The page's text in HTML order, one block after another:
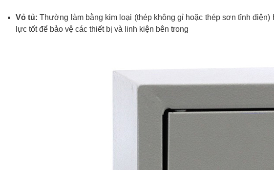
Vỏ tủ: Thường làm bằng kim loại (thép không gỉ hoặc thép sơn tĩnh
lực tốt để bảo vệ các thiết bị và linh kiện bên trong